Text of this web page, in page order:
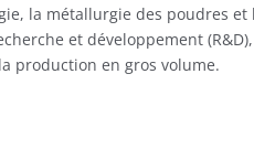
la métallurgie des poudres
et développement
production en gros volume.